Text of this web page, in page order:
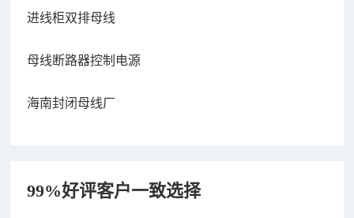
进线柜双排母线
母线断路器控制电源
海南封闭母线厂
99%好评客户一致选择